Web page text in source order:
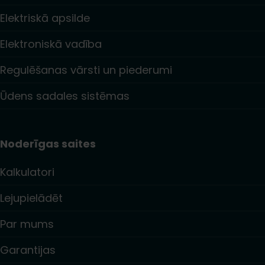
Elektriskā apsilde
Elektroniskā vadība
Regulēšanas vārsti un piederumi
Ūdens sadales sistēmas
Noderīgas saites
Kalkulatori
Lejupielādēt
Par mums
Garantijas